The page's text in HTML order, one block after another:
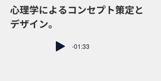
心理学によるコンセプト策定と
デザイン。
-01:33